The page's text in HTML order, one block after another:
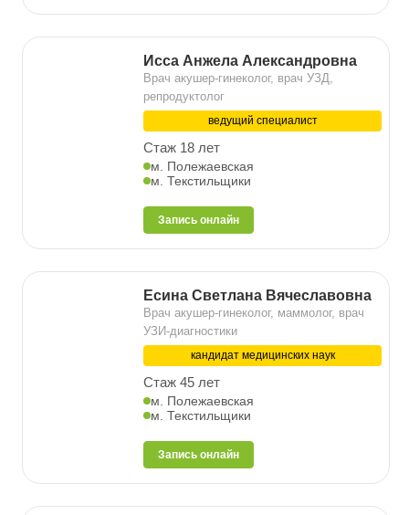
Исса Анжела Александровна
Врач акушер-гинеколог, врач УЗД,
репродуктолог
ведущий специалист
Стаж 18 лет
м. Полежаевская
м. Текстильщики
Запись онлайн
Есина Светлана Вячеславовна
Врач акушер-гинеколог, маммолог, врач
УЗИ-диагностики
кандидат медицинских наук
Стаж 45 лет
м. Полежаевская
м. Текстильщики
Запись онлайн